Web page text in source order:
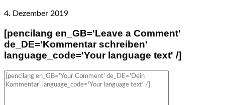
4. Dezember 2019
[pencilang en_GB='Leave a Comment'
de_DE='Kommentar schreiben'
language_code='Your language text' /]